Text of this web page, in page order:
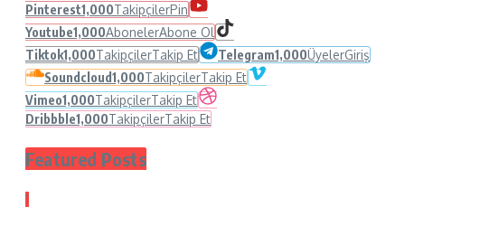
Pinterest1,000TakipçilerPin
Youtube1,000AbonelerAbone Ol
Tiktok1,000TakipçilerTakip Et Telegram1,000ÜyelerGiriş
Soundcloud1,000TakipçilerTakip Et
Vimeo1,000TakipçilerTakip Et
Dribbble1,000TakipçilerTakip Et
Featured Posts
1